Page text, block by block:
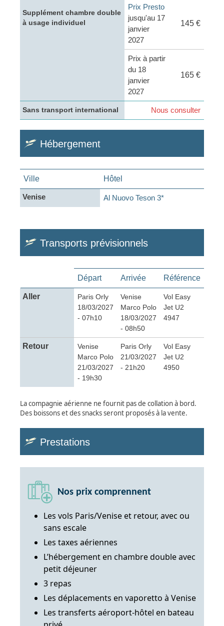
Supplément chambre double
à usage individuel
Prix Presto
jusqu'au 17
janvier
2027
145 €
Prix à partir
du 18
janvier
2027
165 €
Sans transport international Nous consulter
Hébergement
Ville Hôtel
Venise Al Nuovo Teson 3*
Transports prévisionnels
Départ Arrivée Référence
Aller
Paris Orly
18/03/2027
- 07h10
Venise
Marco Polo
18/03/2027
- 08h50
Vol Easy
Jet U2
4947
Retour
Venise
Marco Polo
21/03/2027
- 19h30
Paris Orly
21/03/2027
- 21h20
Vol Easy
Jet U2
4950
La compagnie aérienne ne fournit pas de collation à bord.
Des boissons et des snacks seront proposés à la vente.
Prestations
Nos prix comprennent
Les vols Paris/Venise et retour, avec ou
sans escale
Les taxes aériennes
L’hébergement en chambre double avec
petit déjeuner
3 repas
Les déplacements en vaporetto à Venise
Les transferts aéroport-hôtel en bateau